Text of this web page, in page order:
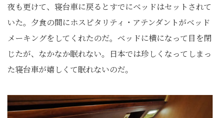
夜も更けて、寝台車に戻るとすでにベッドはセットされて
いた。夕食の間にホスピタリティ・アテンダントがベッド
メーキングをしてくれたのだ。ベッドに横になって目を閉
じたが、なかなか眠れない。日本では珍しくなってしまっ
た寝台車が嬉しくて眠れないのだ。